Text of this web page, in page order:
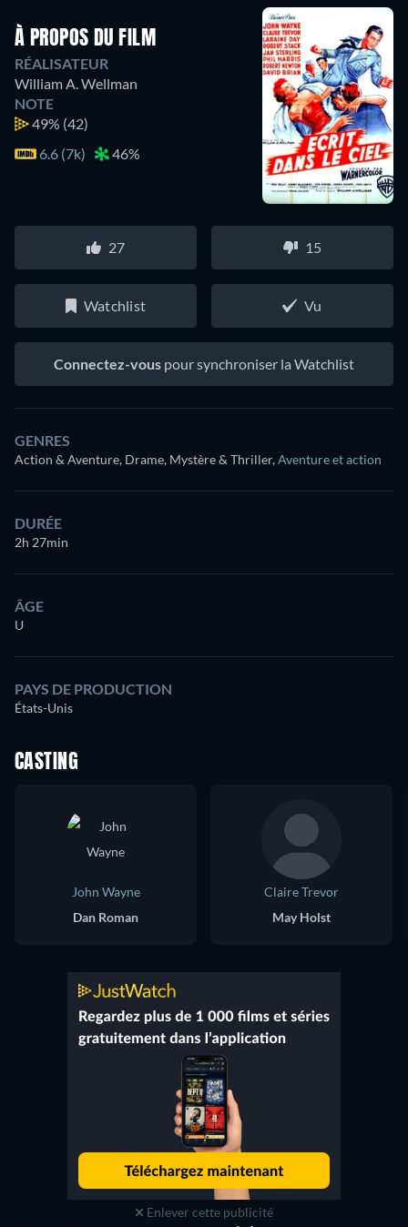
À PROPOS DU FILM
RÉALISATEUR
William A. Wellman
NOTE
49% (42)
6.6 (7k)
46%
27 15
Watchlist Vu
Connectez-vous pour synchroniser la Watchlist
GENRES
Action & Aventure, Drame, Mystère & Thriller,Aventure et action
DURÉE
2h 27min
ÂGE
U
PAYS DE PRODUCTION
États-Unis
CASTING
John Wayne
Dan Roman
Claire Trevor
May Holst
Enlever cette publicité